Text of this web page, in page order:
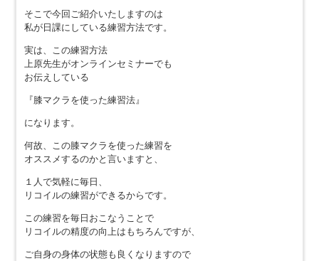
そこで今回ご紹介いたしますのは
私が日課にしている練習方法です。
実は、この練習方法
上原先生がオンラインセミナーでも
お伝えしている
『膝マクラを使った練習法』
になります。
何故、この膝マクラを使った練習を
オススメするのかと言いますと、
１人で気軽に毎日、
リコイルの練習ができるからです。
この練習を毎日おこなうことで
リコイルの精度の向上はもちろんですが、
ご自身の身体の状態も良くなりますので